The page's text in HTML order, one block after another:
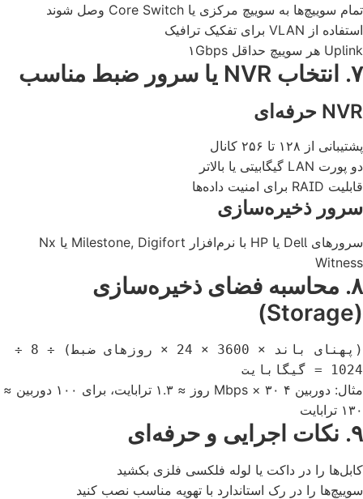
تمام سوییچ‌ها به سوییچ مرکزی یا Core Switch وصل شوند
استفاده از VLAN برای تفکیک ترافیک
Uplink هر سوییچ حداقل ۱Gbps
۷. انتخاب NVR یا سرور ضبط مناسب
NVR حرفه‌ای
پشتیبانی از ۱۲۸ تا ۲۵۶ کانال
دو پورت LAN گیگابیتی یا بالاتر
قابلیت RAID برای امنیت داده‌ها
سرور ذخیره‌سازی
سرورهای Dell یا HP با نرم‌افزار Milestone, Digifort یا Nx
Witness
۸. محاسبه فضای ذخیره‌سازی
(Storage)
(پهنای باند × 3600 × 24 × روزهای ضبط) ÷ 8 ÷
1024 = گیگابایت
مثال: دوربین ۴ Mbps × ۳۰ روز ≈ ۱.۳ ترابایت، برای ۱۰۰ دوربین ≈
۱۳۰ ترابایت
۹. نکات اجرایی و حرفه‌ای
کابل‌ها را در داکت یا لوله فلکسی فلزی بکشید
سوییچ‌ها را در رک استاندارد با تهویه مناسب نصب کنید